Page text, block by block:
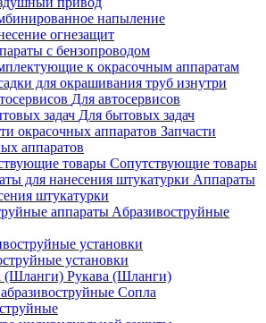
напыление
огнезащит
с бензопроводом
к окрасочным аппаратам
для окрашивания труб изнутри
Для автосервисов
Для бытовых задач
Запчасти
аппаратов
Сопутствующие товары
Аппараты
штукатурки
Aбразивоструйные
установки
Рукава (Шланги)
Сопла